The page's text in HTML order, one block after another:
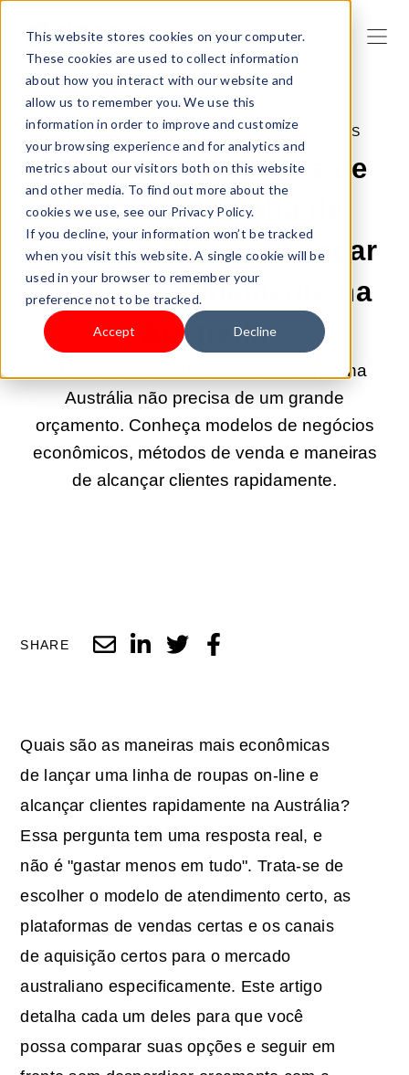
This website stores cookies on your computer.
These cookies are used to collect information
about how you interact with our website and
allow us to remember you. We use this
information in order to improve and customize
your browsing experience and for analytics and
metrics about our visitors both on this website
and other media. To find out more about the
cookies we use, see our Privacy Policy.
If you decline, your information won’t be tracked
when you visit this website. A single cookie will be
used in your browser to remember your
preference not to be tracked.
Accept Decline
3/JUN/2026 8:59:59 | VENDA DE PRODUTOS
Formas econômicas de
lançar uma linha de
roupas online e alcançar
clientes rapidamente na
Austrália
O lançamento de uma linha de roupas na
Austrália não precisa de um grande
orçamento. Conheça modelos de negócios
econômicos, métodos de venda e maneiras
de alcançar clientes rapidamente.
SHARE
Quais são as maneiras mais econômicas
de lançar uma linha de roupas on-line e
alcançar clientes rapidamente na Austrália?
Essa pergunta tem uma resposta real, e
não é "gastar menos em tudo". Trata-se de
escolher o modelo de atendimento certo, as
plataformas de vendas certas e os canais
de aquisição certos para o mercado
australiano especificamente. Este artigo
detalha cada um deles para que você
possa comparar suas opções e seguir em